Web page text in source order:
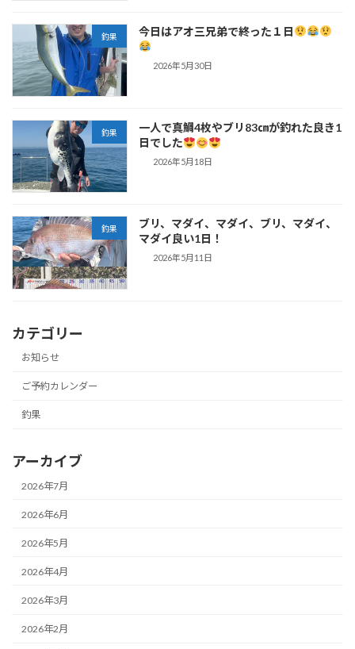
釣果 今日はアオ三兄弟で終った１日
2026年5月30日
釣果
一人で真鯛4枚やブリ83㎝が釣れた良き1
日でした
2026年5月18日
釣果
ブリ、マダイ、マダイ、ブリ、マダイ、
マダイ良い1日！
2026年5月11日
カテゴリー
お知らせ
ご予約カレンダー
釣果
アーカイブ
2026年7月
2026年6月
2026年5月
2026年4月
2026年3月
2026年2月